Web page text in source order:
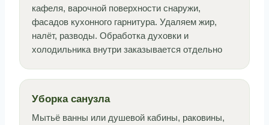
кафеля, варочной поверхности снаружи,
фасадов кухонного гарнитура. Удаляем жир,
налёт, разводы. Обработка духовки и
холодильника внутри заказывается отдельно
Уборка санузла
Мытьё ванны или душевой кабины, раковины,